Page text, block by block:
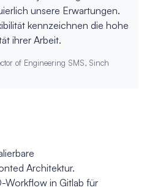
unsere Erwartungen.
kennzeichnen die hohe
ihrer Arbeit.
of Engineering SMS, Sinch
Architektur.
Workflow in Gitlab für